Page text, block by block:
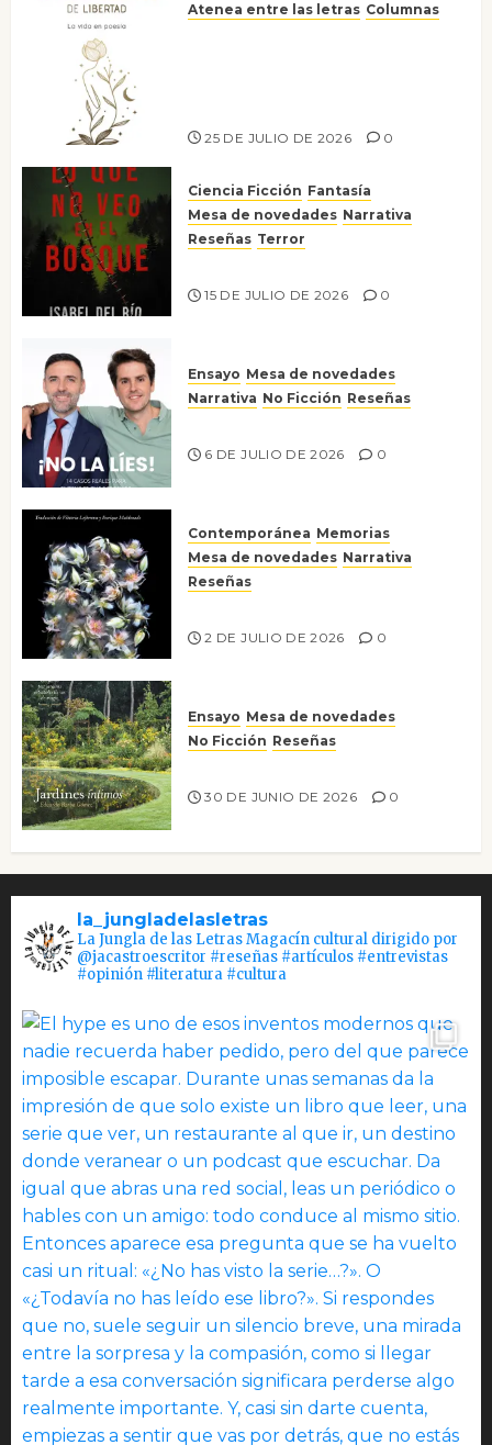
Atenea entre las letras Columnas
25 DE JULIO DE 2026 0
Ciencia Ficción Fantasía
Mesa de novedades Narrativa
Reseñas Terror
15 DE JULIO DE 2026 0
Ensayo Mesa de novedades
Narrativa No Ficción Reseñas
6 DE JULIO DE 2026 0
Contemporánea Memorias
Mesa de novedades Narrativa
Reseñas
2 DE JULIO DE 2026 0
Ensayo Mesa de novedades
No Ficción Reseñas
30 DE JUNIO DE 2026 0
la_jungladelasletras
La Jungla de las Letras Magacín cultural dirigido por
@jacastroescritor #reseñas #artículos #entrevistas
#opinión #literatura #cultura